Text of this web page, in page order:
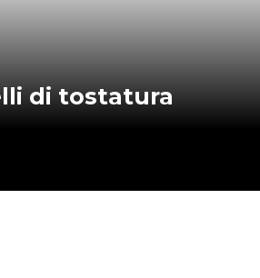
di tostatura